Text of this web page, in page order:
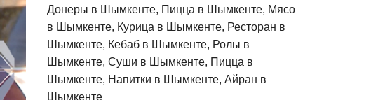
Донеры в Шымкенте, Пицца в Шымкенте, Мясо
в Шымкенте, Курица в Шымкенте, Ресторан в
Шымкенте, Кебаб в Шымкенте, Ролы в
Шымкенте, Суши в Шымкенте, Пицца в
Шымкенте, Напитки в Шымкенте, Айран в
Шымкенте